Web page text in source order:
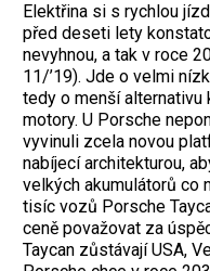
Elektřina si s rychlou
před deseti lety
nevyhnou, a tak v roce
11/’19). Jde o velmi
tedy o menší
motory. U Porsche
vyvinuli zcela novou
nabíjecí architekturou,
velkých akumulátorů co
tisíc vozů Porsche
ceně považovat za
Taycan zůstávají USA,